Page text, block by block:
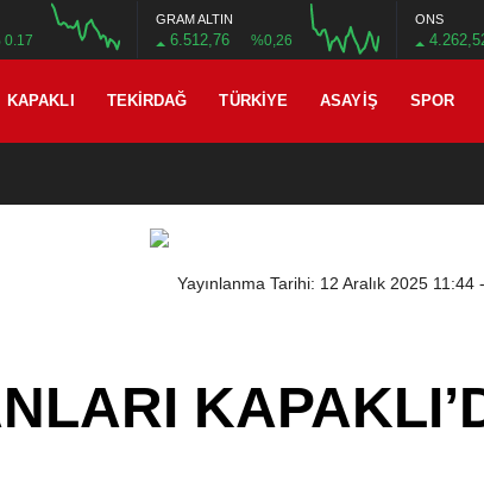
0.17
GRAM ALTIN
6.512,76 %0,26
ONS
KAPAKLI TEKIRDAĞ TÜRKIYE ASAYIŞ SPOR
Yayınlanma Tarihi: 12 Aralık 2025 11:44